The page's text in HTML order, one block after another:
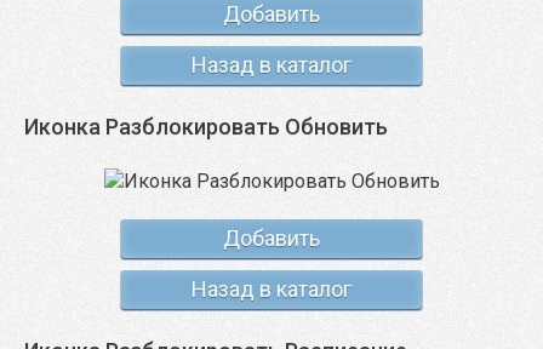
Добавить
Назад в каталог
Иконка Разблокировать Обновить
Добавить
Назад в каталог